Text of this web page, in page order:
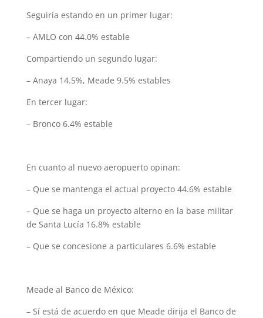
Seguiría estando en un primer lugar:
– AMLO con 44.0% estable
Compartiendo un segundo lugar:
– Anaya 14.5%, Meade 9.5% estables
En tercer lugar:
– Bronco 6.4% estable
En cuanto al nuevo aeropuerto opinan:
– Que se mantenga el actual proyecto 44.6% estable
– Que se haga un proyecto alterno en la base militar
de Santa Lucía 16.8% estable
– Que se concesione a particulares 6.6% estable
Meade al Banco de México:
– Sí está de acuerdo en que Meade dirija el Banco de